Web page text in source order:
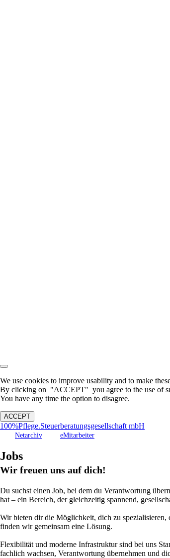
We use cookies to improve usability and to make
By clicking on "ACCEPT" you agree to the use of
You have any time the option to disagree.
ACCEPT
100%Pflege.Steuerberatungsgesellschaft mbH
Netarchiv eMitarbeiter
Jobs
Wir freuen uns auf dich!
Du suchst einen Job, bei dem du Verantwortung
hat – ein Bereich, der gleichzeitig spannend,
Wir bieten dir die Möglichkeit, dich zu spezialisieren,
finden wir gemeinsam eine Lösung.
Flexibilität und moderne Infrastruktur sind bei uns
fachlich wachsen, Verantwortung übernehmen und